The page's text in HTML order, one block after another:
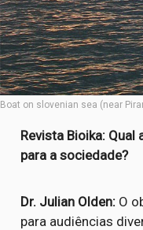
Boat on slovenian sea (near
Revista Bioika:
para a sociedade?
Dr. Julian Olden: O
para audiências